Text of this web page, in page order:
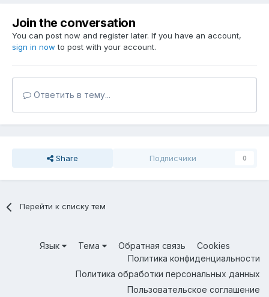
Join the conversation
You can post now and register later. If you have an account,
sign in now to post with your account.
Ответить в тему...
Share Подписчики 0
Перейти к списку тем
Язык Тема Обратная связь
Cookies
Политика конфиденциальности
Политика обработки персональных данных
Пользовательское соглашение